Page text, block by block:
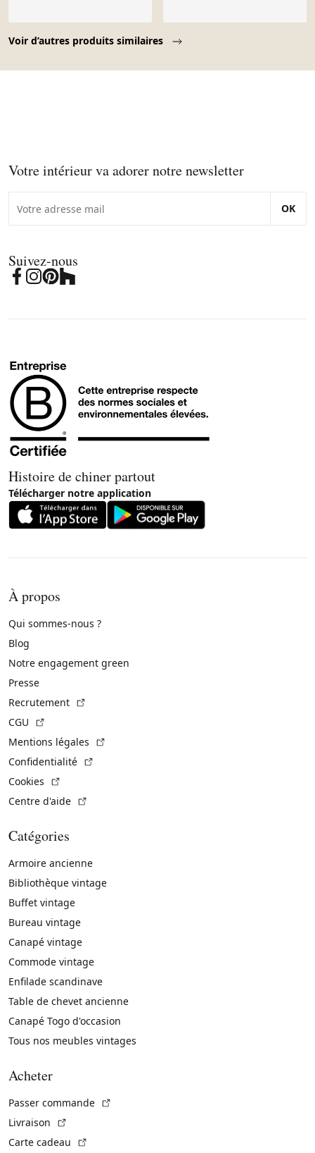
Voir d’autres produits similaires
Votre intérieur va adorer notre newsletter
OK
Suivez-nous
Histoire de chiner partout
Télécharger notre application
À propos
Qui sommes-nous ?
Blog
Notre engagement green
Presse
Recrutement
CGU
Mentions légales
Confidentialité
Cookies
Centre d'aide
Catégories
Armoire ancienne
Bibliothèque vintage
Buffet vintage
Bureau vintage
Canapé vintage
Commode vintage
Enfilade scandinave
Table de chevet ancienne
Canapé Togo d'occasion
Tous nos meubles vintages
Acheter
Passer commande
Livraison
Carte cadeau